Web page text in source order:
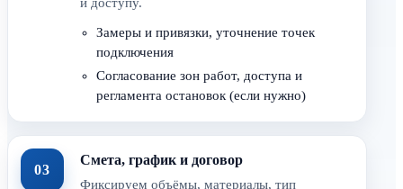
и доступу.
Замеры и привязки, уточнение точек
подключения
Согласование зон работ, доступа и
регламента остановок (если нужно)
03
Смета, график и договор
Фиксируем объёмы, материалы, тип